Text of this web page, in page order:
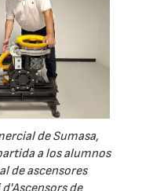
de Sumasa,
a los alumnos
de ascensores
de